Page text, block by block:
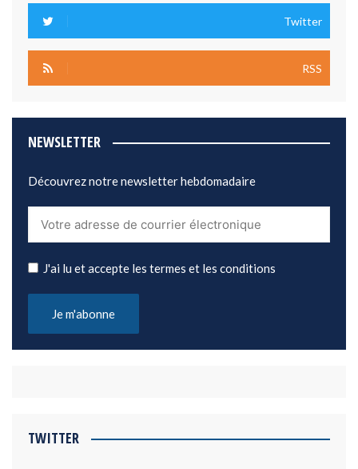
Twitter
RSS
NEWSLETTER
Découvrez notre newsletter hebdomadaire
J'ai lu et accepte les termes et les conditions
TWITTER